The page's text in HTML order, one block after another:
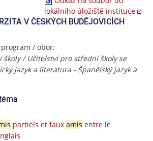
lokálního úložiště instituce
V ČESKÝCH BUDĚJOVICÍCH
/ obor:
/ Učitelství pro střední školy se
jazyk a literatura - Španělský jazyk a
partiels et faux amis entre le